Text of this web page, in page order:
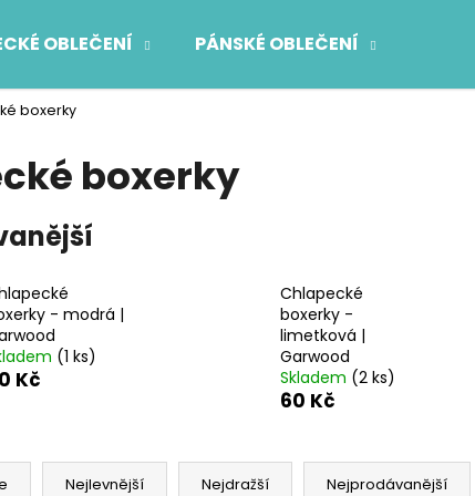
OBLEČENÍ PÁNSKÉ OBLEČENÍ
boxerky
boxerky
- modrá |
(1 ks)
Kč
Chlapecké
boxerky -
limetková |
Garwood
Skladem (2 ks)
60 Kč
Nejlevnější Nejdražší Nejprodávanější
najít?
HLEDAT